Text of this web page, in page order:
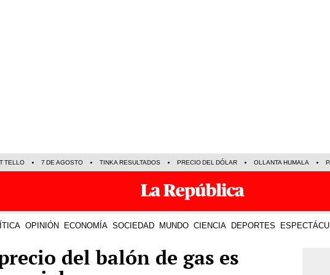
TELLO 7 DE AGOSTO TINKA RESULTADOS PRECIO DEL DÓLAR OLLANTA HUMALA
OPINIÓN ECONOMÍA SOCIEDAD MUNDO CIENCIA DEPORTES
del balón de gas es